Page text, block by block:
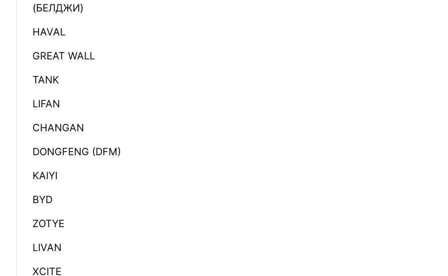
(БЕЛДЖИ)
HAVAL
GREAT WALL
TANK
LIFAN
CHANGAN
DONGFENG (DFM)
KAIYI
BYD
ZOTYE
LIVAN
XCITE